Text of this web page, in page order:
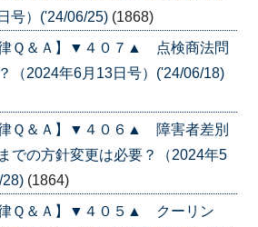
号）('24/06/25) (1868)
律Ｑ＆Ａ】▼４０７▲ 点検商法問
（2024年6月13日号）('24/06/18)
律Ｑ＆Ａ】▼４０６▲ 障害者差別
での方針変更は必要？（2024年5
28) (1864)
律Ｑ＆Ａ】▼４０５▲ クーリン